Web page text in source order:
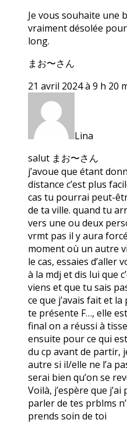
Je vous souhaite une
vraiment désolée
long.
まお〜さん
21 avril 2024 à 9 h 20
Lina
salut まお〜さん
j’avoue que étant
distance c’est plus
cas tu pourrai peut-
de ta ville. quand tu
vers une ou deux
vrmt pas il y aura
moment où un autre
le cas, essaies d’aller
à la mdj et dis lui que
viens et que tu sais
ce que j’avais fait et
te présente F…, elle
final on a réussi à
ensuite pour ce qui
du cp avant de partir,
autre si il/elle ne l’a
serai bien qu’on se
Voilà, j’espère que
parler de tes prblms
prends soin de toi